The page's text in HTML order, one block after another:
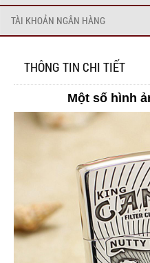
> – Hàng mới, chính hãng Mỹ
Điều kiện sử dụng
Bạc Nguyên Khối Cao Cấp
tích hợp thêm tính năng ”
lửa cao cấp, cùng với hệ
cao giúp bạn yên tâm khi sử
kiện khác nhau của môi
Zippo được thiết kế chuẩn với
ứng yêu cầu về độ nhạy lửa,
yên tâm hơn khi để bật lửa
kèm ruột Zippo bên trong với
đốt 16 lỗ thông gió giúp cho
trường có gió thổi mạnh,
TÀI KHOẢN NGÂN HÀNG
THÔNG TIN CHI TIẾT
Một số hình